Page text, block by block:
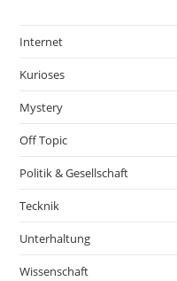
Internet
Kurioses
Mystery
Off Topic
Politik & Gesellschaft
Tecknik
Unterhaltung
Wissenschaft